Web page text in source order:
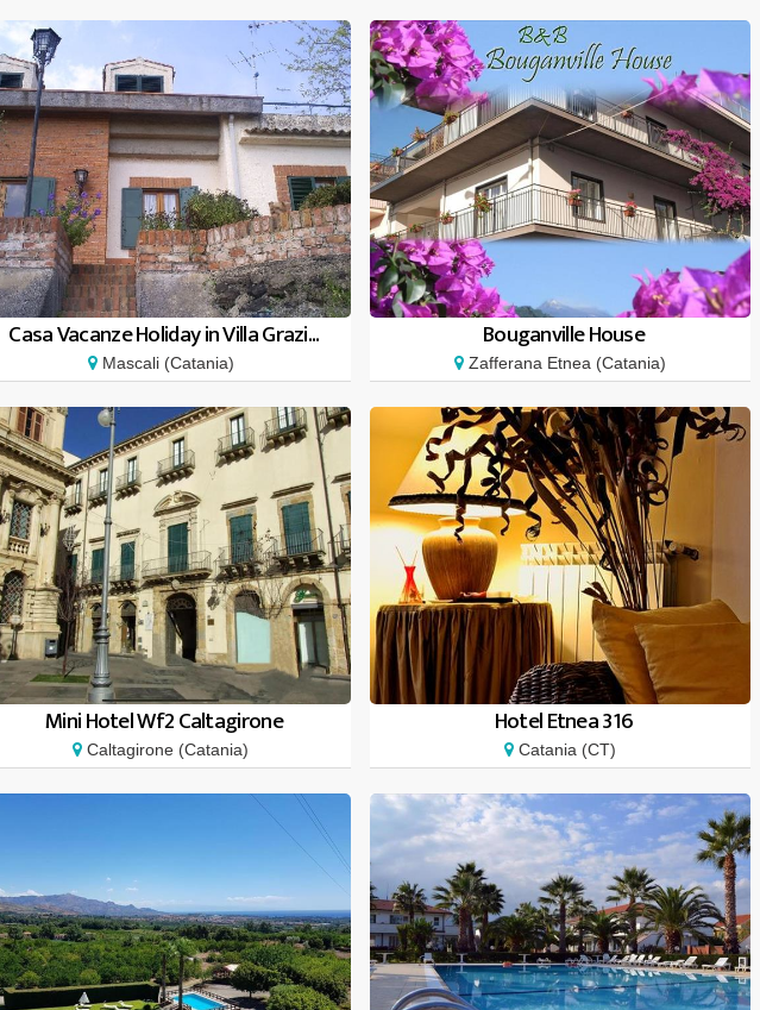
Casa Vacanze Holiday in Villa Grazi...
Mascali (Catania)
Bouganville House
Zafferana Etnea (Catania)
Mini Hotel Wf2 Caltagirone
Caltagirone (Catania)
Hotel Etnea 316
Catania (CT)